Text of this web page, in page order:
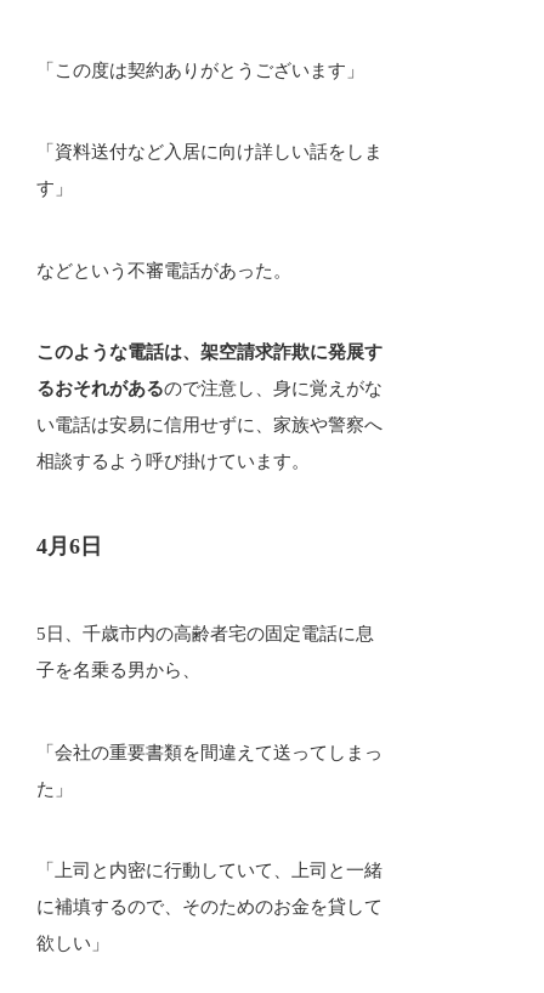
「この度は契約ありがとうございます」
「資料送付など入居に向け詳しい話をしま
す」
などという不審電話があった。
このような電話は、架空請求詐欺に発展す
るおそれがあるので注意し、身に覚えがな
い電話は安易に信用せずに、家族や警察へ
相談するよう呼び掛けています。
4月6日
5日、千歳市内の高齢者宅の固定電話に息
子を名乗る男から、
「会社の重要書類を間違えて送ってしまっ
た」
「上司と内密に行動していて、上司と一緒
に補填するので、そのためのお金を貸して
欲しい」